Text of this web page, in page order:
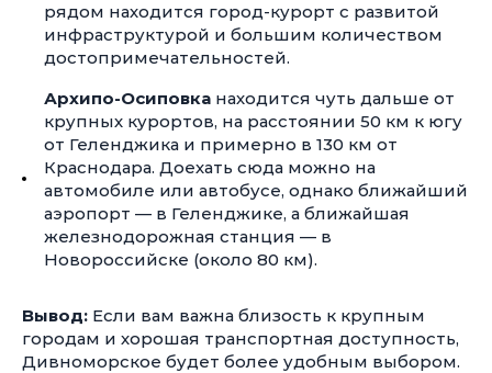
рядом находится город-курорт с развитой
инфраструктурой и большим количеством
достопримечательностей.
Архипо-Осиповка находится чуть дальше от
крупных курортов, на расстоянии 50 км к югу
от Геленджика и примерно в 130 км от
Краснодара. Доехать сюда можно на
автомобиле или автобусе, однако ближайший
аэропорт — в Геленджике, а ближайшая
железнодорожная станция — в
Новороссийске (около 80 км).
Вывод: Если вам важна близость к крупным
городам и хорошая транспортная доступность,
Дивноморское будет более удобным выбором.